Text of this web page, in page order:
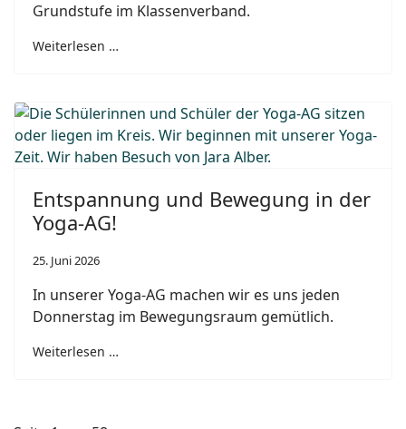
Grundstufe im Klassenverband.
Weiterlesen …
Entspannung und Bewegung in der
Yoga-AG!
25. Juni 2026
In unserer Yoga-AG machen wir es uns jeden
Donnerstag im Bewegungsraum gemütlich.
Weiterlesen …